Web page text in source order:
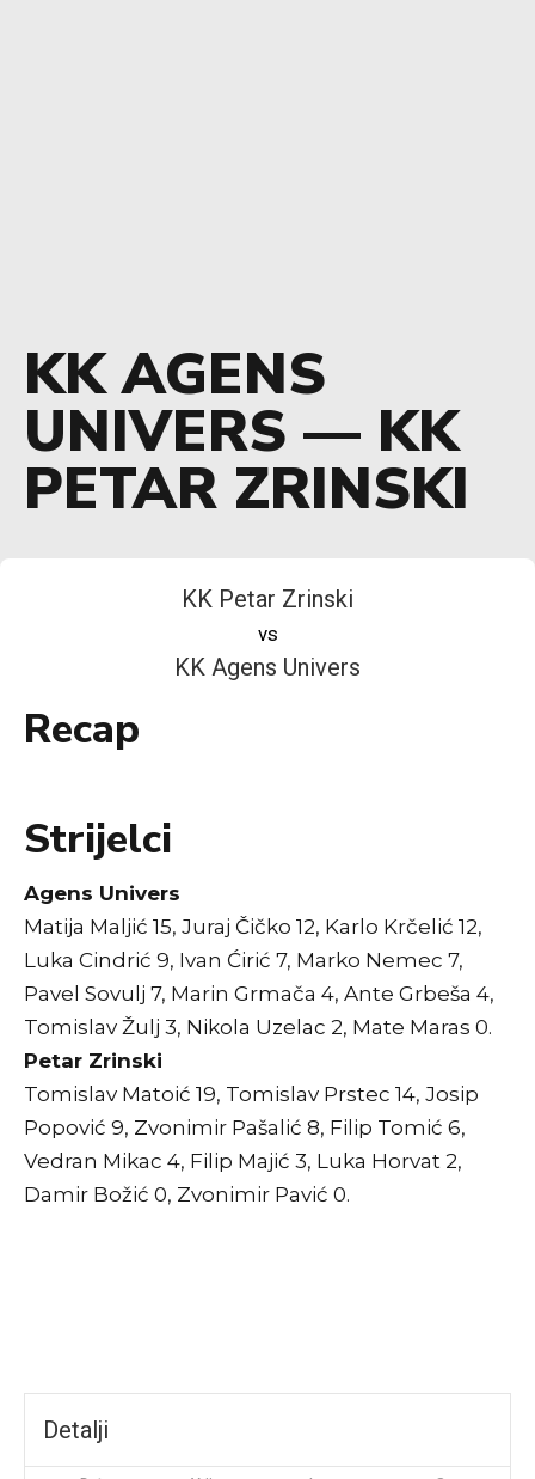
KK AGENS
UNIVERS — KK
PETAR ZRINSKI
KK Petar Zrinski
vs
KK Agens Univers
Recap
Strijelci
Agens Univers
Matija Maljić 15, Juraj Čičko 12, Karlo Krčelić 12,
Luka Cindrić 9, Ivan Ćirić 7, Marko Nemec 7,
Pavel Sovulj 7, Marin Grmača 4, Ante Grbeša 4,
Tomislav Žulj 3, Nikola Uzelac 2, Mate Maras 0.
Petar Zrinski
Tomislav Matoić 19, Tomislav Prstec 14, Josip
Popović 9, Zvonimir Pašalić 8, Filip Tomić 6,
Vedran Mikac 4, Filip Majić 3, Luka Horvat 2,
Damir Božić 0, Zvonimir Pavić 0.
Detalji